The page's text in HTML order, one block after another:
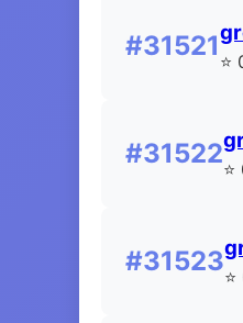
#31521 ⭐
#31522
#31523